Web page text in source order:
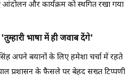
और कार्यक्रम को स्थगित रखा गया
भाषा में ही जवाब देंगे'
अपने बयानों के लिए हमेशा चर्चा में रहते
प्रशासन के फैसले पर बेहद सख्त टिप्पणी